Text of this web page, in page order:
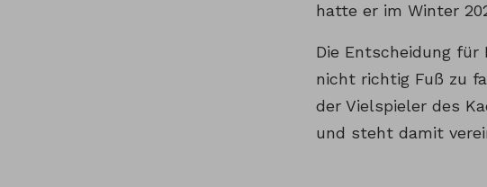
hatte er im Winter
Die Entscheidung für
nicht richtig Fuß zu
der Vielspieler des
und steht damit